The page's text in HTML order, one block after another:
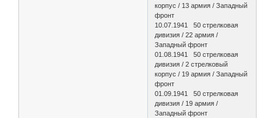
корпус / 13 армия / Западный
фронт
10.07.1941 50 стрелковая
дивизия / 22 армия /
Западный фронт
01.08.1941 50 стрелковая
дивизия / 2 стрелковый
корпус / 19 армия / Западный
фронт
01.09.1941 50 стрелковая
дивизия / 19 армия /
Западный фронт